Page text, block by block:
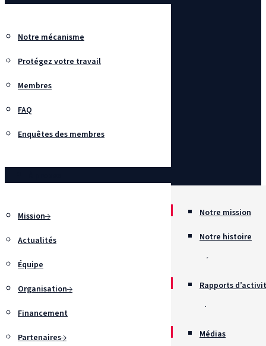
Notre mécanisme
Protégez votre travail
Membres
FAQ
Enquêtes des membres
Mission Notre mission
Notre histoire
Récompenses
Actualités
Équipe
Organisation Rapports
Chartes
Recrutement
Financement
Partenaires Médias